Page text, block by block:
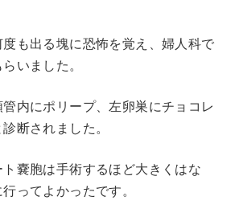
も出る塊に恐怖を覚え、婦人科で
いました。
内にポリープ、左卵巣にチョコレ
断されました。
嚢胞は手術するほど大きくはな
ってよかったです。